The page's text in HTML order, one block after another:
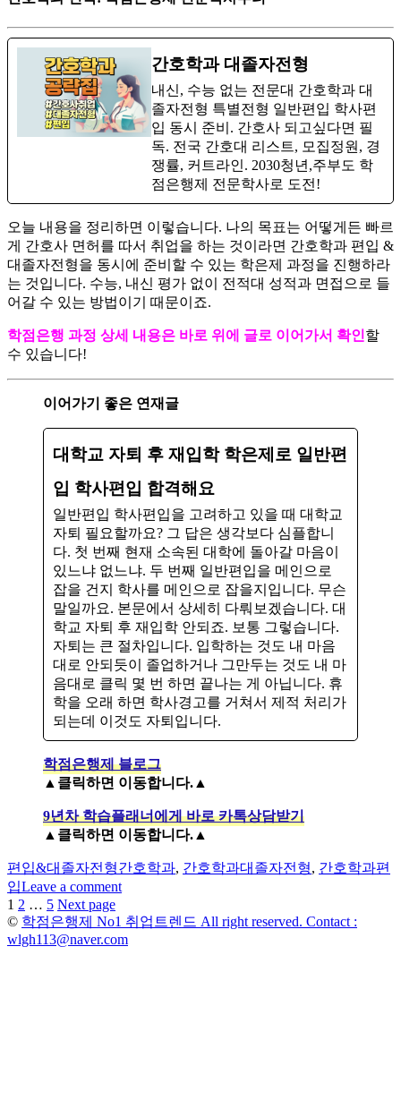
간호학과 대졸자전형
내신, 수능 없는 전문대 간호학과 대
졸자전형 특별전형 일반편입 학사편
입 동시 준비. 간호사 되고싶다면 필
독. 전국 간호대 리스트, 모집정원, 경
쟁률, 커트라인. 2030청년,주부도 학
점은행제 전문학사로 도전!
오늘 내용을 정리하면 이렇습니다. 나의 목표는 어떻게든 빠르
게 간호사 면허를 따서 취업을 하는 것이라면 간호학과 편입 &
대졸자전형을 동시에 준비할 수 있는 학은제 과정을 진행하라
는 것입니다. 수능, 내신 평가 없이 전적대 성적과 면접으로 들
어갈 수 있는 방법이기 때문이죠.
학점은행 과정 상세 내용은 바로 위에 글로 이어가서 확인할
수 있습니다!
이어가기 좋은 연재글
대학교 자퇴 후 재입학 학은제로 일반편
입 학사편입 합격해요
일반편입 학사편입을 고려하고 있을 때 대학교
자퇴 필요할까요? 그 답은 생각보다 심플합니
다. 첫 번째 현재 소속된 대학에 돌아갈 마음이
있느냐 없느냐. 두 번째 일반편입을 메인으로
잡을 건지 학사를 메인으로 잡을지입니다. 무슨
말일까요. 본문에서 상세히 다뤄보겠습니다. 대
학교 자퇴 후 재입학 안되죠. 보통 그렇습니다.
자퇴는 큰 절차입니다. 입학하는 것도 내 마음
대로 안되듯이 졸업하거나 그만두는 것도 내 마
음대로 클릭 몇 번 하면 끝나는 게 아닙니다. 휴
학을 오래 하면 학사경고를 거쳐서 제적 처리가
되는데 이것도 자퇴입니다.
학점은행제 블로그
▲클릭하면 이동합니다.▲
9년차 학습플래너에게 바로 카톡상담받기
▲클릭하면 이동합니다.▲
Categories
편입&대졸자전형Tags
간호학과, 간호학과대졸자전형, 간호학과편
입Leave a comment
글
페
Page
1 Page
2 … Page
5 Next page
© 학점은행제 No1 취업트렌드 All right reserved. Contact :
wlgh113@naver.com